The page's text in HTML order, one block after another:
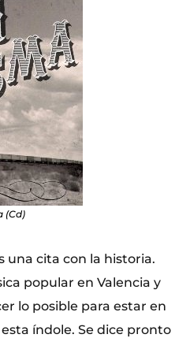
(Cd)
una cita con la historia.
popular en Valencia y
lo posible para estar en
índole. Se dice pronto